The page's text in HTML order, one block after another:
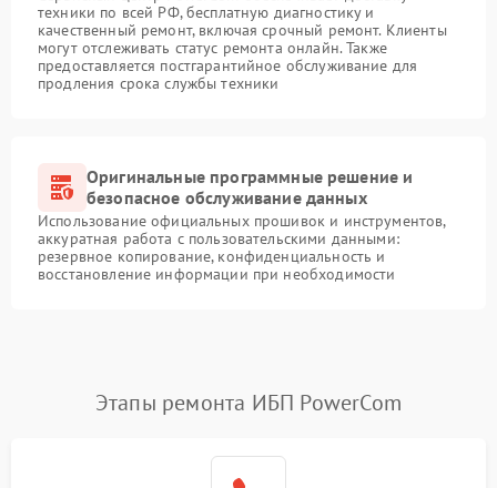
техники по всей РФ, бесплатную диагностику и
качественный ремонт, включая срочный ремонт. Клиенты
могут отслеживать статус ремонта онлайн. Также
предоставляется постгарантийное обслуживание для
продления срока службы техники
Оригинальные программные решение и
безопасное обслуживание данных
Использование официальных прошивок и инструментов,
аккуратная работа с пользовательскими данными:
резервное копирование, конфиденциальность и
восстановление информации при необходимости
Этапы ремонта ИБП PowerCom